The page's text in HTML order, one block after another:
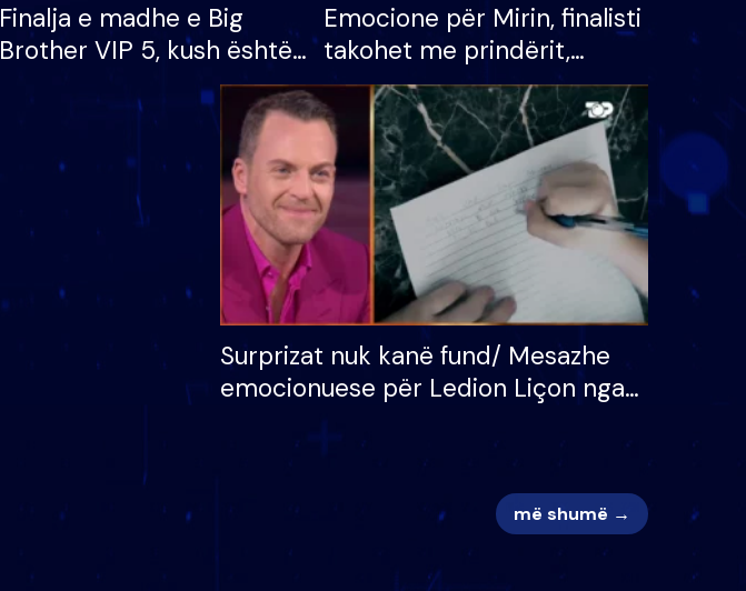
Finalja e madhe e Big
Brother VIP 5, kush është
banori i parë që lë shtëpinë
dhe humb mundësinë për
të fituar çmimin e madh
Emocione për Mirin, finalisti
takohet me prindërit,
vajzën dhe bashkëshorten:
S’kemi ndonjë letër divorci
apo jo?
Surprizat nuk kanë fund/ Mesazhe
emocionuese për Ledion Liçon nga
më shumë →